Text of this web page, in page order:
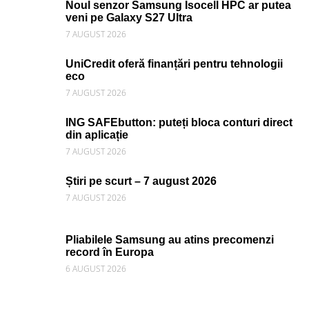
Noul senzor Samsung Isocell HPC ar putea
veni pe Galaxy S27 Ultra
7 AUGUST 2026
UniCredit oferă finanțări pentru tehnologii
eco
7 AUGUST 2026
ING SAFEbutton: puteți bloca conturi direct
din aplicație
7 AUGUST 2026
Știri pe scurt – 7 august 2026
7 AUGUST 2026
Pliabilele Samsung au atins precomenzi
record în Europa
6 AUGUST 2026